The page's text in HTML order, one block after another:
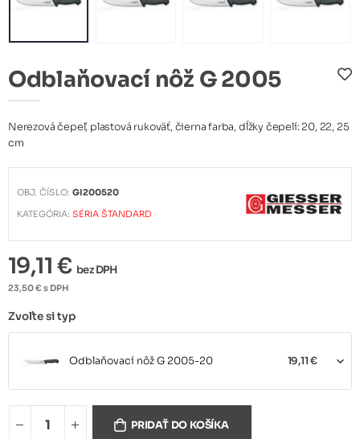
Odblaňovací nôž G 2005
Nerezová čepeľ, plastová rukoväť, čierna farba, dĺžky čepelí: 20, 22, 25
cm
OBJ. ČÍSLO:GI200520
KATEGÓRIA:SÉRIA ŠTANDARD
19,11 € bez DPH
23,50 € s DPH
Zvoľte si typ
Odblaňovací nôž G 2005-20 19,11 €
Odblaňovací nôž G 2005-22
PRIDAŤ DO KOŠÍKA